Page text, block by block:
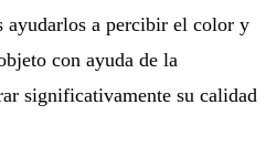
ayudarlos a percibir el color y
con ayuda de la
significativamente su calidad